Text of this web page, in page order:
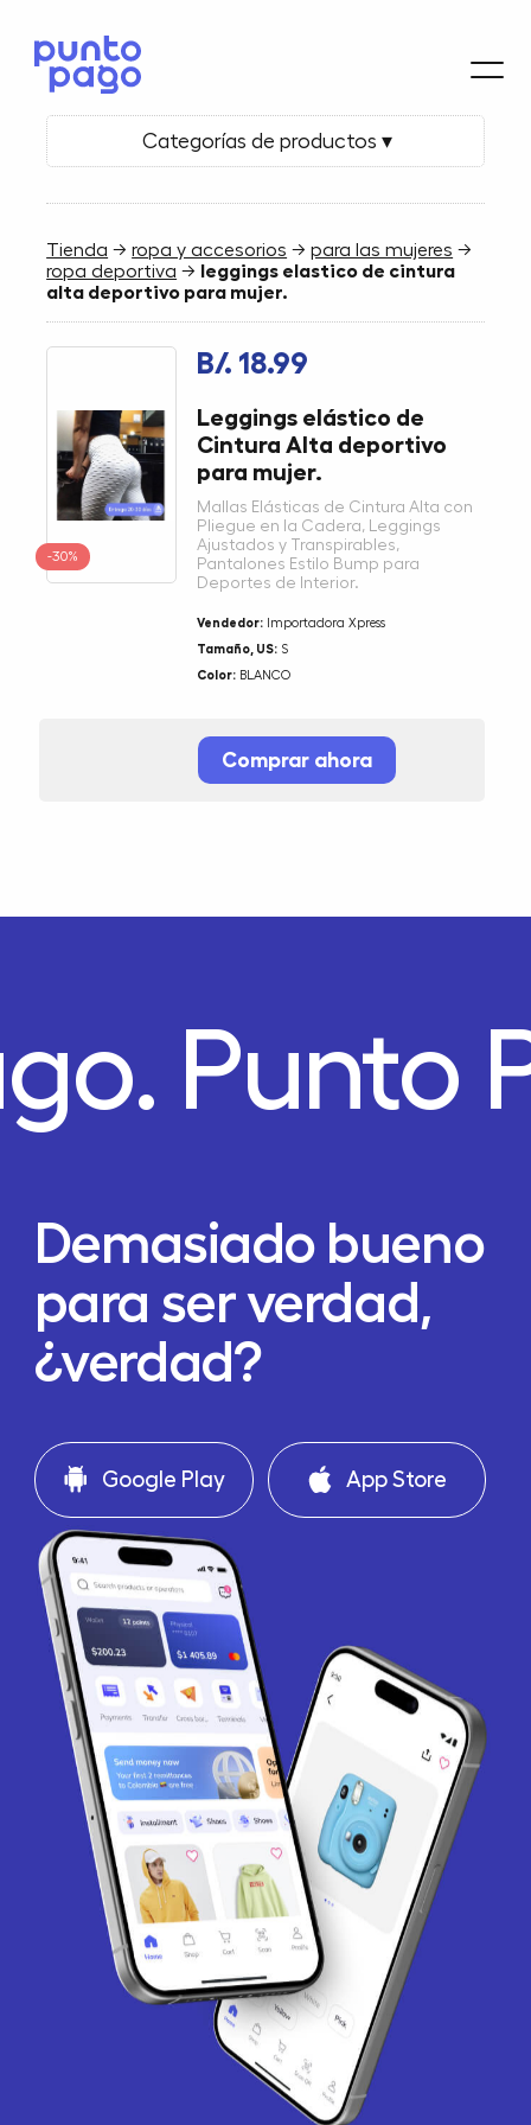
Categorías de productos ▾
Tienda →ropa y accesorios →para las mujeres →
ropa deportiva →
leggings elastico de cintura
alta deportivo para mujer.
-30%
B/. 18.99
Leggings elástico de
Cintura Alta deportivo
para mujer.
Mallas Elásticas de Cintura Alta con
Pliegue en la Cadera, Leggings
Ajustados y Transpirables,
Pantalones Estilo Bump para
Deportes de Interior.
Vendedor: Importadora Xpress
Tamaño, US: S
Color: BLANCO
Comprar ahora
Punto
Demasiado bueno
para ser verdad,
¿verdad?
Google Play App Store